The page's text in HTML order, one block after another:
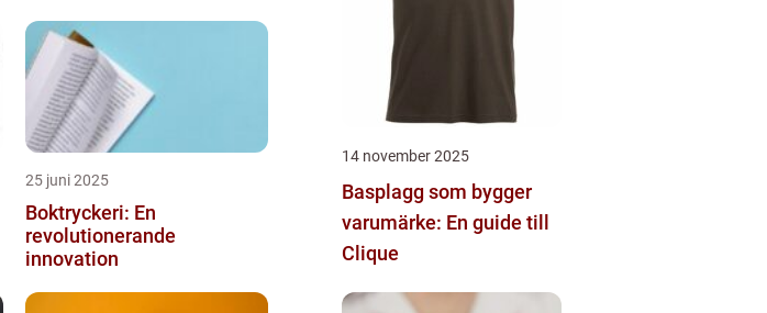
25 juni 2025
Boktryckeri: En
revolutionerande
innovation
14 november 2025
Basplagg som bygger
varumärke: En guide till
Clique